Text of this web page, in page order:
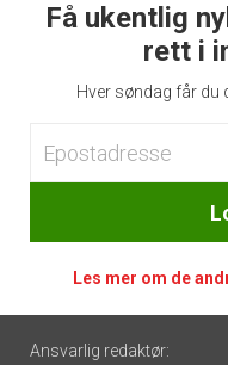
Få ukentlig
rett i
Hver søndag får du
Les mer om de
Footer
Ansvarlig redaktør: